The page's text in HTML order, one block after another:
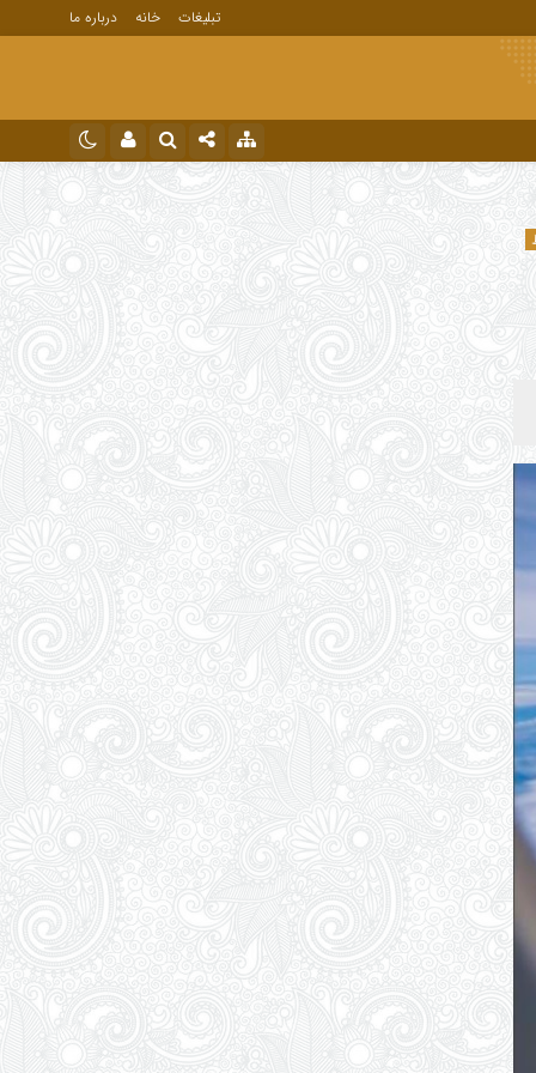
تبلیغات خانه درباره ما
اینستاگرام
تلگرام
نام کاربری یا نشانی ایمیل
مرا به خاطر بسپار